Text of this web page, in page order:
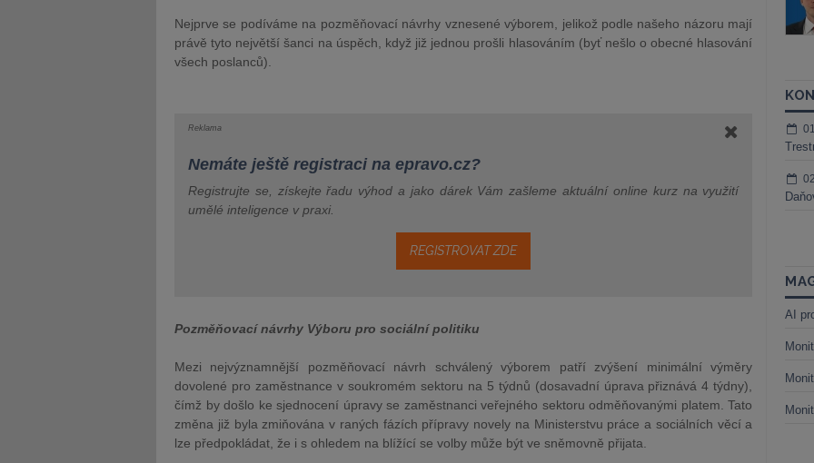
Nejprve se podíváme na pozměňovací návrhy vznesené výborem, jelikož podle našeho názoru mají
právě tyto největší šanci na úspěch, když již jednou prošli hlasováním (byť nešlo o obecné hlasování
všech poslanců).
Reklama
Nemáte ještě registraci na epravo.cz?
Registrujte se, získejte řadu výhod a jako dárek Vám zašleme aktuální online kurz na využití
umělé inteligence v praxi.
REGISTROVAT ZDE
Pozměňovací návrhy Výboru pro sociální politiku
Mezi nejvýznamnější pozměňovací návrh schválený výborem patří zvýšení minimální výměry
dovolené pro zaměstnance v soukromém sektoru na 5 týdnů (dosavadní úprava přiznává 4 týdny),
čímž by došlo ke sjednocení úpravy se zaměstnanci veřejného sektoru odměňovanými platem. Tato
změna již byla zmiňována v raných fázích přípravy novely na Ministerstvu práce a sociálních věcí a
lze předpokládat, že i s ohledem na blížící se volby může být ve sněmovně přijata.
Kurzy lektora
AI